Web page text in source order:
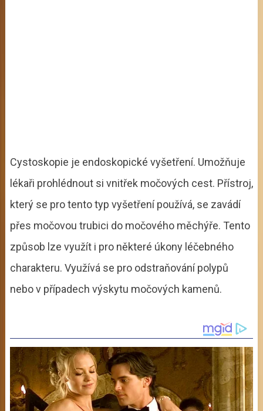
Cystoskopie je endoskopické vyšetření. Umožňuje
lékaři prohlédnout si vnitřek močových cest. Přístroj,
který se pro tento typ vyšetření používá, se zavádí
přes močovou trubici do močového měchýře. Tento
způsob lze využít i pro některé úkony léčebného
charakteru. Využívá se pro odstraňování polypů
nebo v případech výskytu močových kamenů.